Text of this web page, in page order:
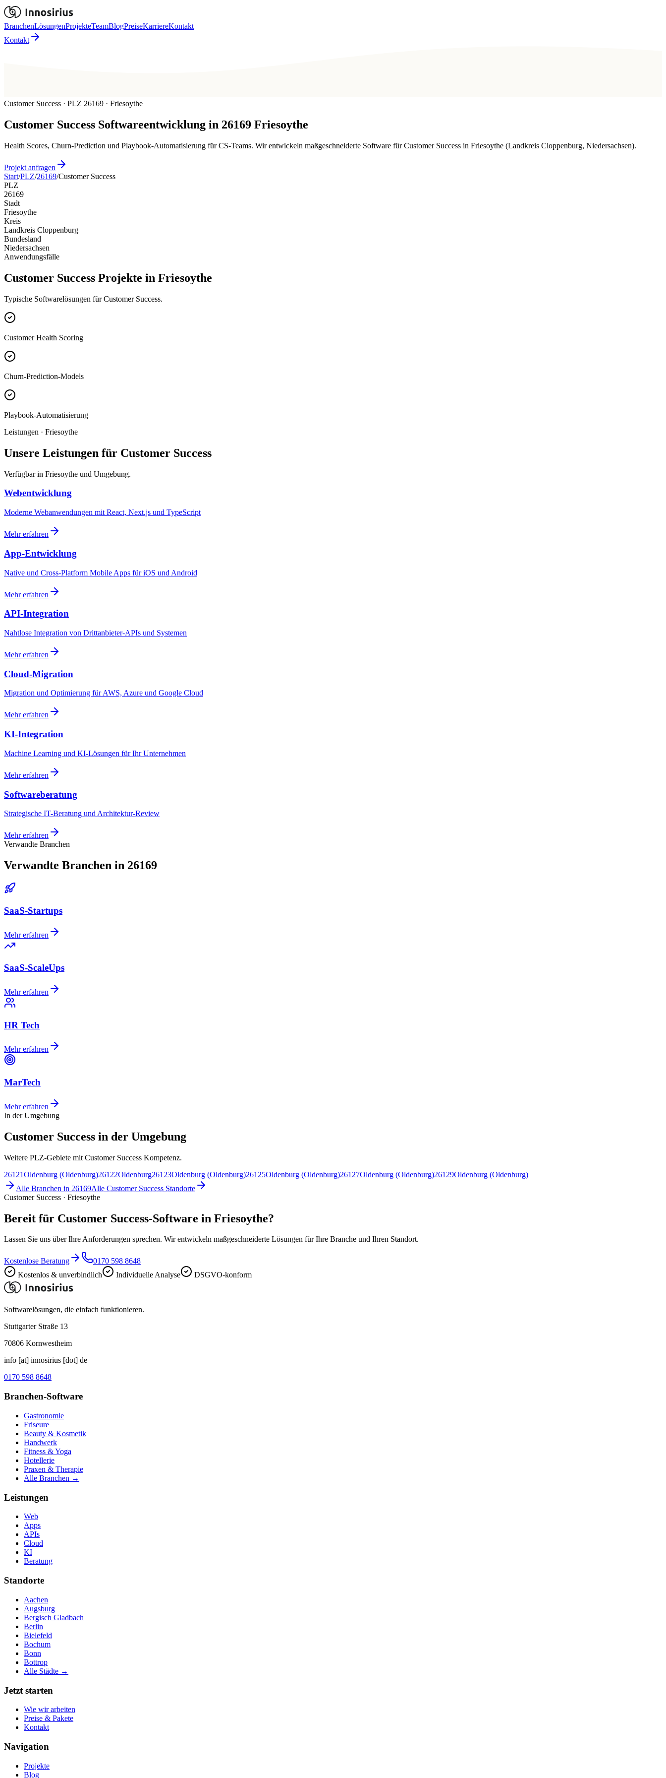
BranchenLösungenProjekteTeamBlogPreiseKarriereKontakt
Kontakt
Customer Success · PLZ 26169 · Friesoythe
Customer Success Softwareentwicklung in 26169 Friesoythe
Health Scores, Churn-Prediction und Playbook-Automatisierung für CS-Teams. Wir entwickeln maßgeschneiderte Software für Customer Success in Friesoythe (Landkreis Cloppenburg, Niedersachsen).
Projekt anfragen
Start/PLZ/26169/Customer Success
PLZ
26169
Stadt
Friesoythe
Kreis
Landkreis Cloppenburg
Bundesland
Niedersachsen
Anwendungsfälle
Customer Success Projekte in Friesoythe
Typische Softwarelösungen für Customer Success.
Customer Health Scoring
Churn-Prediction-Models
Playbook-Automatisierung
Leistungen · Friesoythe
Unsere Leistungen für Customer Success
Verfügbar in Friesoythe und Umgebung.
Webentwicklung
Moderne Webanwendungen mit React, Next.js und TypeScript
Mehr erfahren
App-Entwicklung
Native und Cross-Platform Mobile Apps für iOS und Android
Mehr erfahren
API-Integration
Nahtlose Integration von Drittanbieter-APIs und Systemen
Mehr erfahren
Cloud-Migration
Migration und Optimierung für AWS, Azure und Google Cloud
Mehr erfahren
KI-Integration
Machine Learning und KI-Lösungen für Ihr Unternehmen
Mehr erfahren
Softwareberatung
Strategische IT-Beratung und Architektur-Review
Mehr erfahren
Verwandte Branchen
Verwandte Branchen in 26169
SaaS-Startups
Mehr erfahren
SaaS-ScaleUps
Mehr erfahren
HR Tech
Mehr erfahren
MarTech
Mehr erfahren
In der Umgebung
Customer Success in der Umgebung
Weitere PLZ-Gebiete mit Customer Success Kompetenz.
26121Oldenburg (Oldenburg)26122Oldenburg26123Oldenburg (Oldenburg)26125Oldenburg (Oldenburg)26127Oldenburg (Oldenburg)26129Oldenburg (Oldenburg)
Alle Branchen in 26169Alle Customer Success Standorte
Customer Success · Friesoythe
Bereit für Customer Success-Software in Friesoythe?
Lassen Sie uns über Ihre Anforderungen sprechen. Wir entwickeln maßgeschneiderte Lösungen für Ihre Branche und Ihren Standort.
Kostenlose Beratung
0170 598 8648
Kostenlos & unverbindlich
Individuelle Analyse DSGVO-konform
Softwarelösungen, die einfach funktionieren.
Stuttgarter Straße 13
70806 Kornwestheim
info [at] innosirius [dot] de
0170 598 8648
Branchen-Software
Gastronomie
Friseure
Beauty & Kosmetik
Handwerk
Fitness & Yoga
Hotellerie
Praxen & Therapie
Alle Branchen →
Leistungen
Web
Apps
APIs
Cloud
KI
Beratung
Standorte
Aachen
Augsburg
Bergisch Gladbach
Berlin
Bielefeld
Bochum
Bonn
Bottrop
Alle Städte →
Jetzt starten
Wie wir arbeiten
Preise & Pakete
Kontakt
Navigation
Projekte
Blog